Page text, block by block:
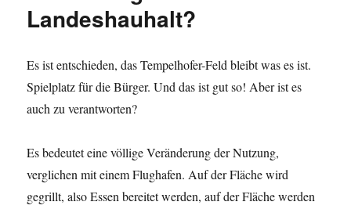
Landeshauhalt?
Es ist entschieden, das Tempelhofer-Feld bleibt was es ist.
Spielplatz für die Bürger. Und das ist gut so! Aber ist es
auch zu verantworten?
Es bedeutet eine völlige Veränderung der Nutzung,
verglichen mit einem Flughafen. Auf der Fläche wird
gegrillt, also Essen bereitet werden, auf der Fläche werden